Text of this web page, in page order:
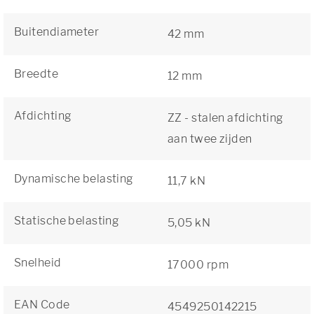
Buitendiameter 42 mm
Breedte 12 mm
Afdichting
ZZ - stalen afdichting
aan twee zijden
Dynamische belasting 11,7 kN
Statische belasting 5,05 kN
Snelheid 17000 rpm
EAN Code 4549250142215